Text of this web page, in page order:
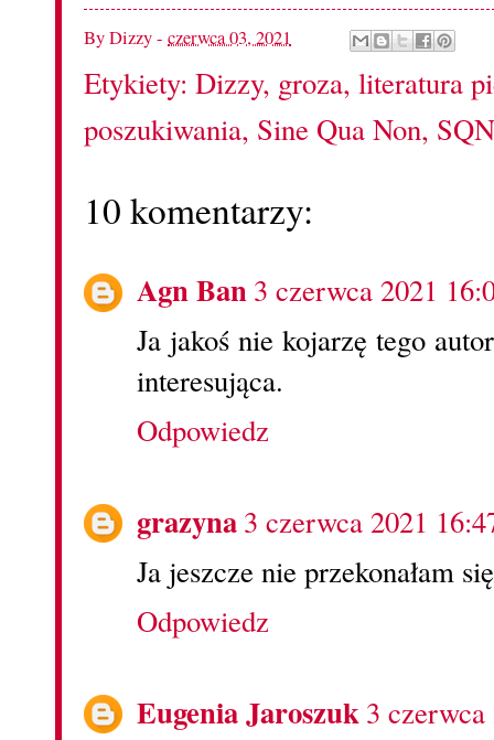
ByDizzy- czerwca 03, 2021
Etykiety: Dizzy, groza, literatura
poszukiwania, Sine Qua Non, SQN
10 komentarzy:
Agn Ban3 czerwca 2021
Ja jakoś nie kojarzę tego
interesująca.
Odpowiedz
grazyna3 czerwca 2021
Ja jeszcze nie przekonałam
Odpowiedz
Eugenia Jaroszuk3